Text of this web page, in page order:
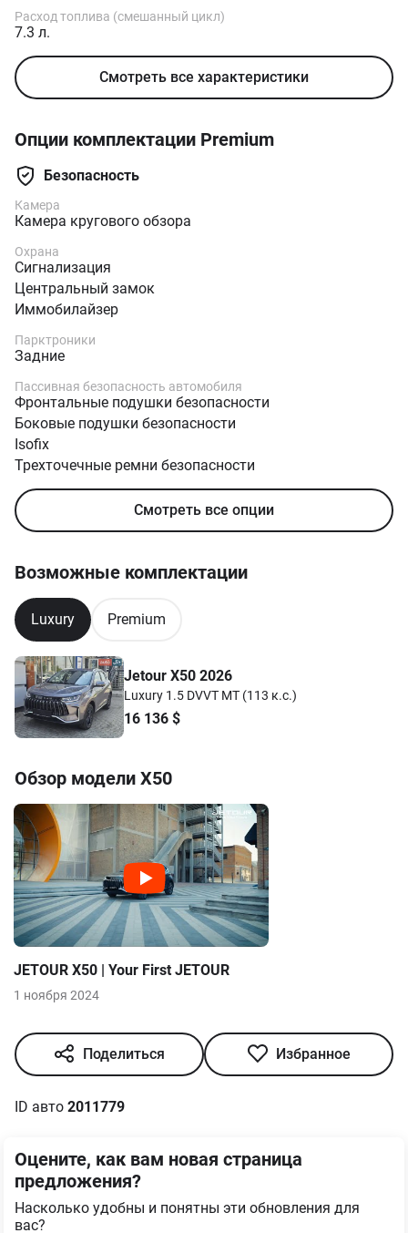
Расход топлива (смешанный цикл)
7.3 л.
Смотреть все характеристики
Опции комплектации Premium
Безопасность
Камера
Камера кругового обзора
Охрана
Сигнализация
Центральный замок
Иммобилайзер
Парктроники
Задние
Пассивная безопасность автомобиля
Фронтальные подушки безопасности
Боковые подушки безопасности
Isofix
Трехточечные ремни безопасности
Смотреть все опции
Возможные комплектации
Luxury Premium
Jetour X50 2026
Luxury 1.5 DVVT MT (113 к.с.)
16 136 $
Обзор модели X50
JETOUR X50 | Your First JETOUR
1 ноября 2024
Поделиться Избранное
ID авто 2011779
Оцените, как вам новая страница
предложения?
Насколько удобны и понятны эти обновления для
вас?